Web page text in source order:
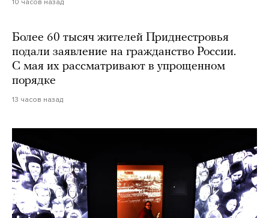
10 часов назад
Более 60 тысяч жителей Приднестровья
подали заявление на гражданство России.
С мая их рассматривают в упрощенном
порядке
13 часов назад